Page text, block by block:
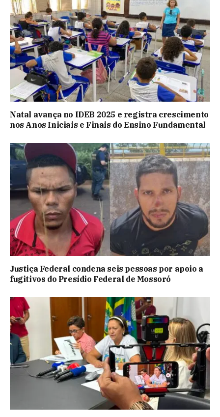
Natal avança no IDEB 2025 e registra crescimento
nos Anos Iniciais e Finais do Ensino Fundamental
Justiça Federal condena seis pessoas por apoio a
fugitivos do Presídio Federal de Mossoró